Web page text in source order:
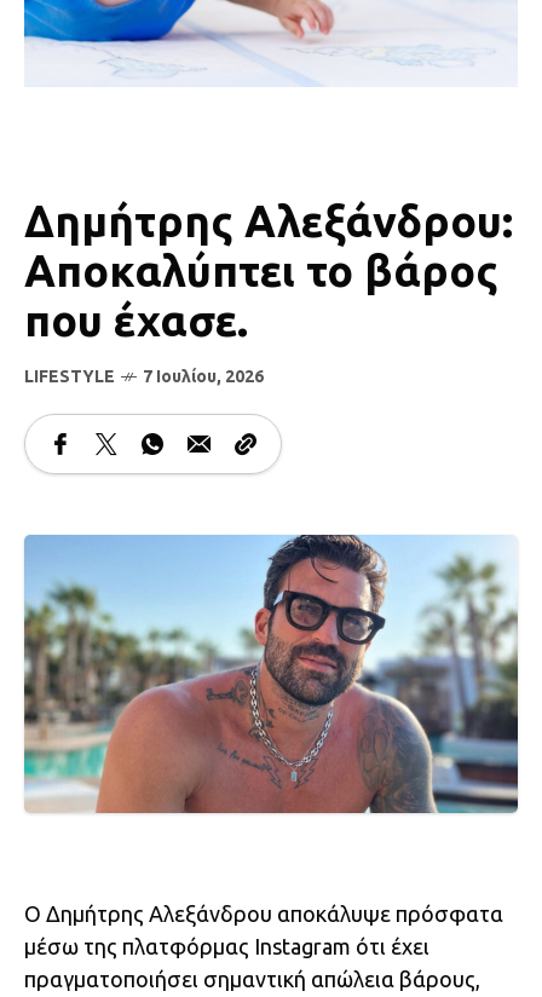
Δημήτρης Αλεξάνδρου:
Αποκαλύπτει το βάρος
που έχασε.
LIFESTYLE 7 Ιουλίου, 2026
Ο Δημήτρης Αλεξάνδρου αποκάλυψε πρόσφατα
μέσω της πλατφόρμας Instagram ότι έχει
πραγματοποιήσει σημαντική απώλεια βάρους,